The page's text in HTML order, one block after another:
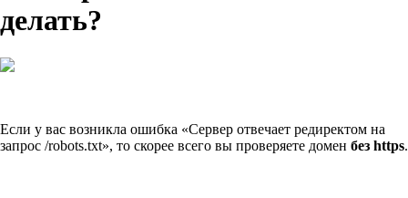
делать?
Если у вас возникла ошибка «Сервер отвечает редиректом на
запрос /robots.txt», то скорее всего вы проверяете домен без https.